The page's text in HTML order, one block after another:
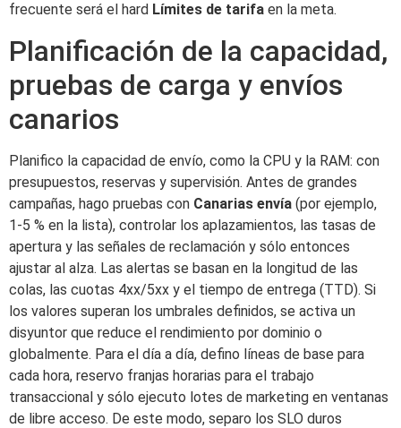
frecuente será el hard Límites de tarifa en la meta.
Planificación de la capacidad,
pruebas de carga y envíos
canarios
Planifico la capacidad de envío, como la CPU y la RAM: con
presupuestos, reservas y supervisión. Antes de grandes
campañas, hago pruebas con Canarias envía (por ejemplo,
1-5 % en la lista), controlar los aplazamientos, las tasas de
apertura y las señales de reclamación y sólo entonces
ajustar al alza. Las alertas se basan en la longitud de las
colas, las cuotas 4xx/5xx y el tiempo de entrega (TTD). Si
los valores superan los umbrales definidos, se activa un
disyuntor que reduce el rendimiento por dominio o
globalmente. Para el día a día, defino líneas de base para
cada hora, reservo franjas horarias para el trabajo
transaccional y sólo ejecuto lotes de marketing en ventanas
de libre acceso. De este modo, separo los SLO duros